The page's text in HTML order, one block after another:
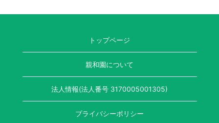
トップページ
親和園について
法人情報(法人番号 3170005001305)
プライバシーポリシー